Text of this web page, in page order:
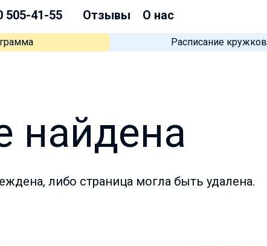
505-41-55 Отзывы
О нас
Расписание кружков
найдена
либо страница могла быть удалена.